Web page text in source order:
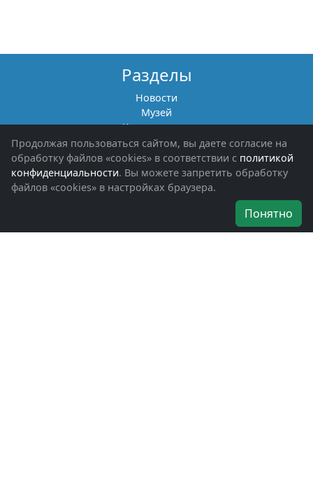
Разделы
Новости
Музей
Книги памяти
Фотоальбомы
Обращения граждан
Помощь участникам СВО и их семьям
Об организации
Наши награды
Продолжая пользоваться сайтом, вы даете согласие на
обработку файлов «cookies» в соответствии с политикой
конфиденциальности. Вы можете запретить обработку
файлов «cookies» в настройках браузера.
Понятно